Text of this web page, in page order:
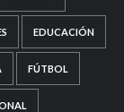
EDUCACIÓN
FÚTBOL